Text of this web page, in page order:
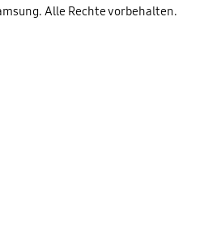
Alle Rechte vorbehalten.